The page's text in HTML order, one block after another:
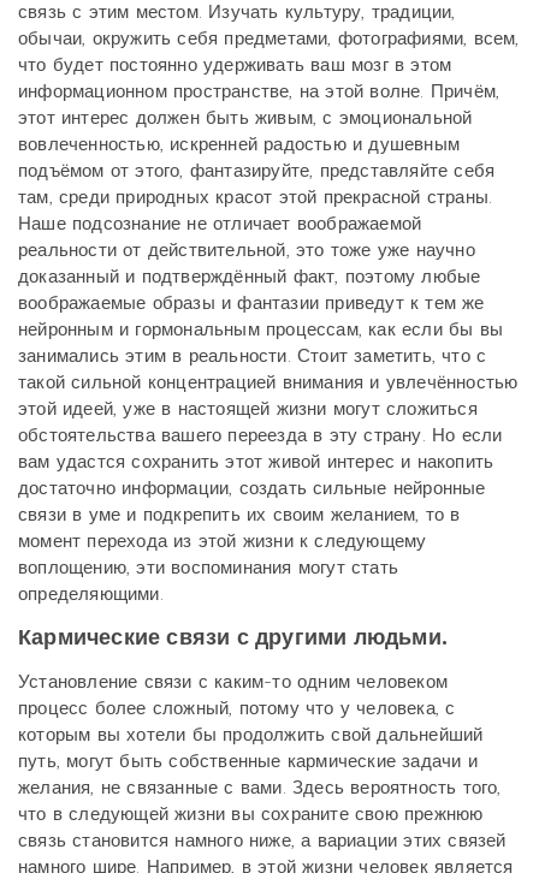
связь с этим местом. Изучать культуру, традиции,
обычаи, окружить себя предметами, фотографиями, всем,
что будет постоянно удерживать ваш мозг в этом
информационном пространстве, на этой волне. Причём,
этот интерес должен быть живым, с эмоциональной
вовлеченностью, искренней радостью и душевным
подъёмом от этого, фантазируйте, представляйте себя
там, среди природных красот этой прекрасной страны.
Наше подсознание не отличает воображаемой
реальности от действительной, это тоже уже научно
доказанный и подтверждённый факт, поэтому любые
воображаемые образы и фантазии приведут к тем же
нейронным и гормональным процессам, как если бы вы
занимались этим в реальности. Стоит заметить, что с
такой сильной концентрацией внимания и увлечённостью
этой идеей, уже в настоящей жизни могут сложиться
обстоятельства вашего переезда в эту страну. Но если
вам удастся сохранить этот живой интерес и накопить
достаточно информации, создать сильные нейронные
связи в уме и подкрепить их своим желанием, то в
момент перехода из этой жизни к следующему
воплощению, эти воспоминания могут стать
определяющими.
Кармические связи с другими людьми.
Установление связи с каким-то одним человеком
процесс более сложный, потому что у человека, с
которым вы хотели бы продолжить свой дальнейший
путь, могут быть собственные кармические задачи и
желания, не связанные с вами. Здесь вероятность того,
что в следующей жизни вы сохраните свою прежнюю
связь становится намного ниже, а вариации этих связей
намного шире. Например, в этой жизни человек является